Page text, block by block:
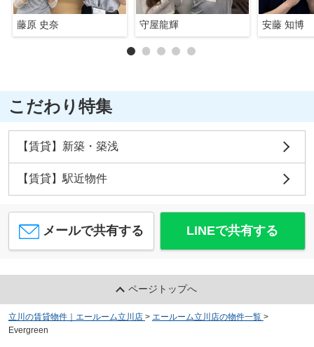
藤原 史奈 守屋龍輝 安藤 知博
こだわり特集
【賃貸】新築・築浅
【賃貸】駅近物件
メールで共有する LINEで共有する
ページトップへ
立川の賃貸物件｜エールーム立川店 > エールーム立川店の物件一覧 >
Evergreen